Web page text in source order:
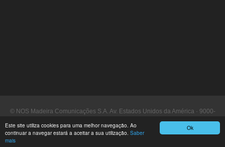
Ok
Este site utiliza cookies para uma melhor navegação. Ao
continuar a navegar estará a aceitar a sua utilização. Saber
mais
© NOS Madeira Comunicações S.A. Av. Estados Unidos da América · 9000-
090 Funchal
Assistência a Clientes: 16 130 · www.nosmadeira.pt